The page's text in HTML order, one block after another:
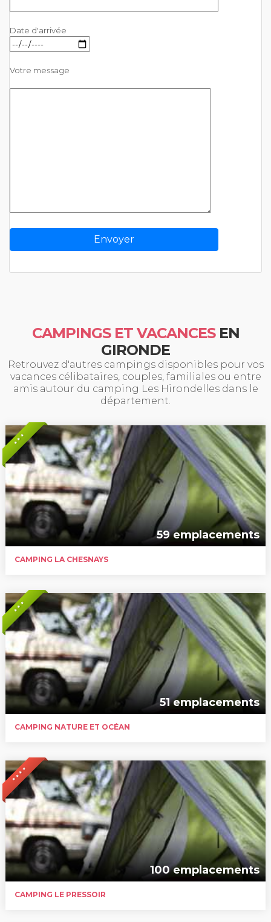
Date d'arrivée
Votre message
CAMPINGS ET VACANCESEN
GIRONDE
Retrouvez d'autres campings disponibles pour vos
vacances célibataires, couples, familiales ou entre
amis autour du camping Les Hirondelles dans le
département.
* * *
59 emplacements
CAMPING LA CHESNAYS
* * *
51 emplacements
CAMPING NATURE ET OCÉAN
* * * *
100 emplacements
CAMPING LE PRESSOIR